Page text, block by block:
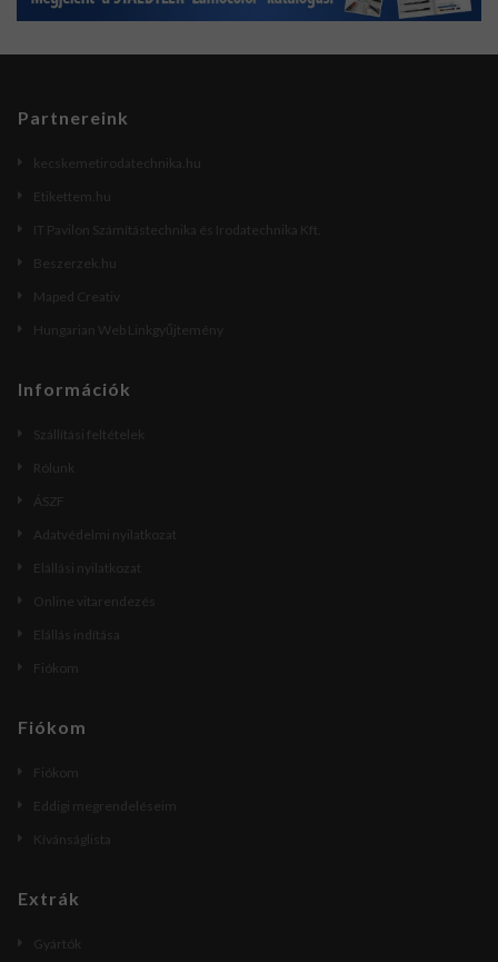
Partnereink
kecskemetirodatechnika.hu
Etikettem.hu
IT Pavilon Számítástechnika és Irodatechnika Kft.
Beszerzek.hu
Maped Creativ
Hungarian Web Linkgyűjtemény
Információk
Szállítási feltételek
Rólunk
ÁSZF
Adatvédelmi nyilatkozat
Elállási nyilatkozat
Online vitarendezés
Elállás indítása
Fiókom
Fiókom
Fiókom
Eddigi megrendeléseim
Kívánságlista
Extrák
Gyártók